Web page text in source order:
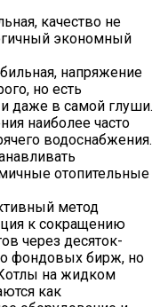
качество не
экономный
напряжение
но есть
даже в самой глуши.
наиболее часто
водоснабжения.
отопительные
метод
к сокращению
через десяток-
фондовых бирж, но
на жидком
как